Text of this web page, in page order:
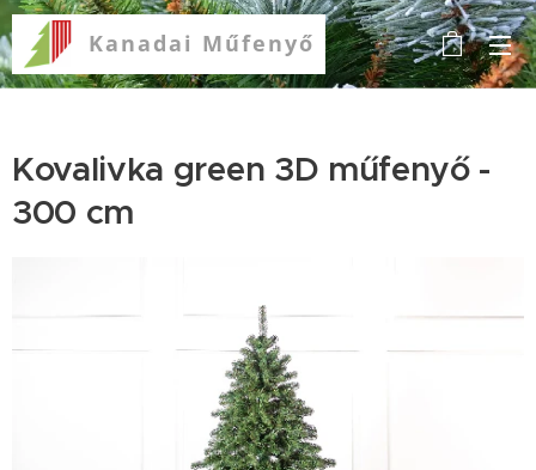
Kanadai Műfenyő
Kovalivka green 3D műfenyő -
300 cm